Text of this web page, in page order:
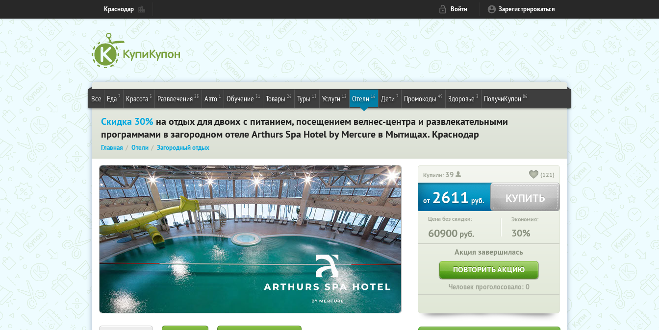
Краснодар Войти Зарегистрироваться
Все Еда 7 Красота 3 Развлечения 25 Авто 1 Обучение 31 Товары 26 Туры 13 Услуги 12 Отели 16 Дети 7 Промокоды 49 Здоровье 3 ПолучиКупон 86
Скидка 30% на отдых для двоих с питанием, посещением велнес-центра и развлекательными
программами в загородном отеле Arthurs Spa Hotel by Mercure в Мытищах. Краснодар
Главная Отели Загородный отдых
Купили: 39 (121)
от 2611 руб. КУПИТЬ
Цена без скидки:
60900 руб.
Экономия:
30%
Акция завершилась
ПОВТОРИТЬ АКЦИЮ
Человек проголосовало: 0